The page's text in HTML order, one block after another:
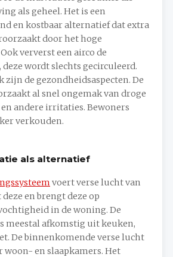
als geheel. Het is een
en kostbaar alternatief dat extra
door het hoge
ververst een airco de
wordt slechts gecirculeerd.
zijn de gezondheidsaspecten. De
al snel ongemak van droge
andere irritaties. Bewoners
verkouden.
als alternatief
voert verse lucht van
en brengt deze op
in de woning. De
meestal afkomstig uit keuken,
De binnenkomende verse lucht
woon- en slaapkamers. Het